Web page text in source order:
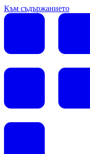
Към съдържанието